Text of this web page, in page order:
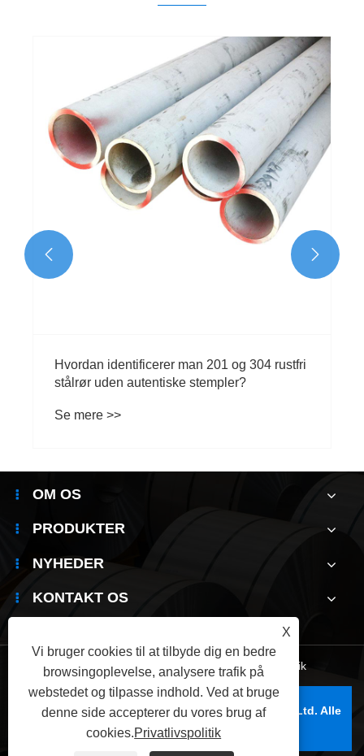
Hvordan identificerer man 201 og 304 rustfri
stålrør uden autentiske stempler?
Se mere >>
 
OM OS
PRODUKTER
NYHEDER
KONTAKT OS
Links Sitemap Privatlivspolitik
Copyright © 2025 Wuxi Jianbanghaoda Steel Co.,Ltd. Alle
rettigheder forbeholdes.
X
Vi bruger cookies til at tilbyde dig en bedre
browsingoplevelse, analysere trafik på
webstedet og tilpasse indhold. Ved at bruge
denne side accepterer du vores brug af
cookies.Privatlivspolitik